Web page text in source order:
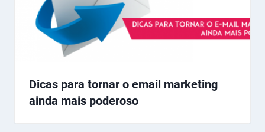
Dicas para tornar o email marketing
ainda mais poderoso